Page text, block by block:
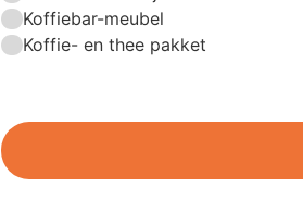
Koffiebar-meubel
Koffie- en thee pakket